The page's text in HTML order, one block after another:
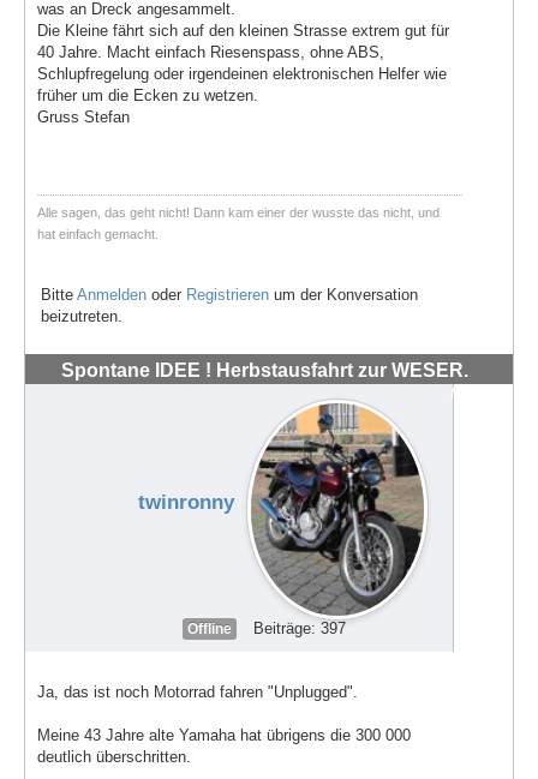
was an Dreck angesammelt.
Die Kleine fährt sich auf den kleinen Strasse extrem gut für
40 Jahre. Macht einfach Riesenspass, ohne ABS,
Schlupfregelung oder irgendeinen elektronischen Helfer wie
früher um die Ecken zu wetzen.
Gruss Stefan
Alle sagen, das geht nicht! Dann kam einer der wusste das nicht, und
hat einfach gemacht.
Bitte Anmelden oder Registrieren um der Konversation
beizutreten.
Spontane IDEE ! Herbstausfahrt zur WESER.
#72041
twinronny
Offline Beiträge: 397
Ja, das ist noch Motorrad fahren "Unplugged".
Meine 43 Jahre alte Yamaha hat übrigens die 300 000
deutlich überschritten.